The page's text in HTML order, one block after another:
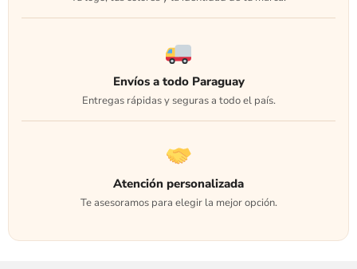
Envíos a todo Paraguay
Entregas rápidas y seguras a todo el país.
Atención personalizada
Te asesoramos para elegir la mejor opción.